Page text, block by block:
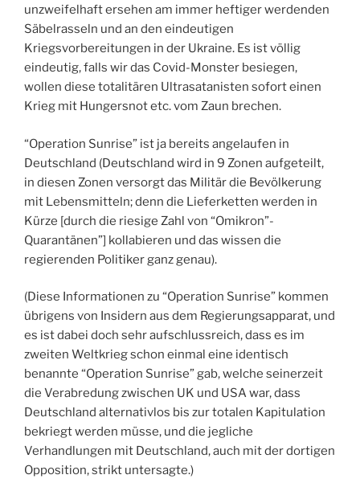
unzweifelhaft ersehen am immer heftiger werdenden
Säbelrasseln und an den eindeutigen
Kriegsvorbereitungen in der Ukraine. Es ist völlig
eindeutig, falls wir das Covid-Monster besiegen,
wollen diese totalitären Ultrasatanisten sofort einen
Krieg mit Hungersnot etc. vom Zaun brechen.
“Operation Sunrise” ist ja bereits angelaufen in
Deutschland (Deutschland wird in 9 Zonen aufgeteilt,
in diesen Zonen versorgt das Militär die Bevölkerung
mit Lebensmitteln; denn die Lieferketten werden in
Kürze [durch die riesige Zahl von “Omikron”-
Quarantänen”] kollabieren und das wissen die
regierenden Politiker ganz genau).
(Diese Informationen zu “Operation Sunrise” kommen
übrigens von Insidern aus dem Regierungsapparat, und
es ist dabei doch sehr aufschlussreich, dass es im
zweiten Weltkrieg schon einmal eine identisch
benannte “Operation Sunrise” gab, welche seinerzeit
die Verabredung zwischen UK und USA war, dass
Deutschland alternativlos bis zur totalen Kapitulation
bekriegt werden müsse, und die jegliche
Verhandlungen mit Deutschland, auch mit der dortigen
Opposition, strikt untersagte.)